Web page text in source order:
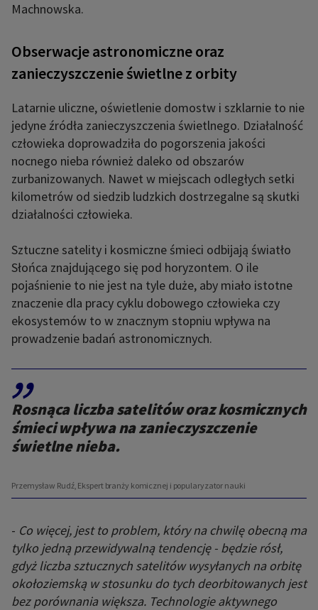
Machnowska.
Obserwacje astronomiczne oraz
zanieczyszczenie świetlne z orbity
Latarnie uliczne, oświetlenie domostw i szklarnie to nie
jedyne źródła zanieczyszczenia świetlnego. Działalność
człowieka doprowadziła do pogorszenia jakości
nocnego nieba również daleko od obszarów
zurbanizowanych. Nawet w miejscach odległych setki
kilometrów od siedzib ludzkich dostrzegalne są skutki
działalności człowieka.
Sztuczne satelity i kosmiczne śmieci odbijają światło
Słońca znajdującego się pod horyzontem. O ile
pojaśnienie to nie jest na tyle duże, aby miało istotne
znaczenie dla pracy cyklu dobowego człowieka czy
ekosystemów to w znacznym stopniu wpływa na
prowadzenie badań astronomicznych.
,,
Rosnąca liczba satelitów oraz kosmicznych
śmieci wpływa na zanieczyszczenie
świetlne nieba.
Przemysław Rudź, Ekspert branży komicznej i popularyzator nauki
- Co więcej, jest to problem, który na chwilę obecną ma
tylko jedną przewidywalną tendencję - będzie rósł,
gdyż liczba sztucznych satelitów wysyłanych na orbitę
okołoziemską w stosunku do tych deorbitowanych jest
bez porównania większa. Technologie aktywnego